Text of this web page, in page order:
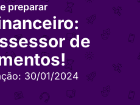
preparar
de
30/01/2024